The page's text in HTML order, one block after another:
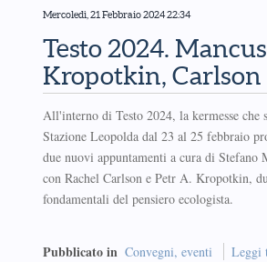
Mercoledì, 21 Febbraio 2024 22:34
Testo 2024.
Kropotkin, Carlson
All'interno di Testo 2024, la kermesse che
Stazione Leopolda dal 23 al 25 febbraio
due nuovi appuntamenti a cura di Stefano
con Rachel Carlson e Petr A. Kropotkin,
fondamentali del pensiero ecologista.
Pubblicato in Convegni, eventi Leggi